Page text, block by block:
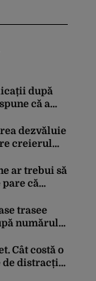
după
că a
din
dezvăluie
creierul
Celsius
ar trebui să
că
trasee
numărul
Cât costă o
de distracție